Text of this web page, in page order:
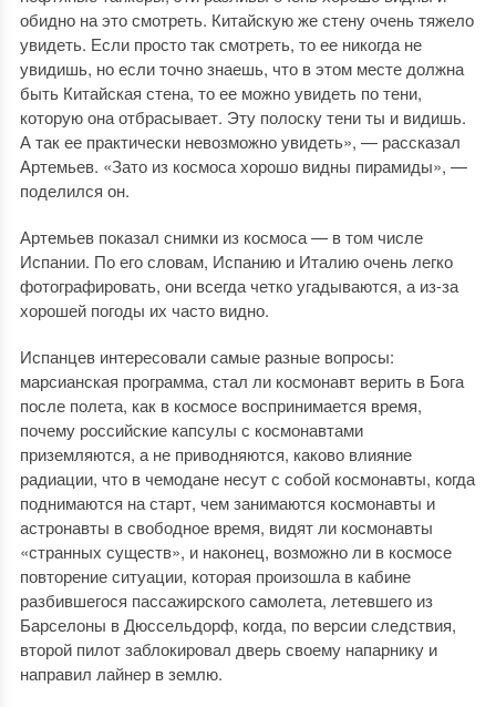
обидно на это смотреть. Китайскую же стену очень тяжело
увидеть. Если просто так смотреть, то ее никогда не
увидишь, но если точно знаешь, что в этом месте должна
быть Китайская стена, то ее можно увидеть по тени,
которую она отбрасывает. Эту полоску тени ты и видишь.
А так ее практически невозможно увидеть», — рассказал
Артемьев. «Зато из космоса хорошо видны пирамиды», —
поделился он.
Артемьев показал снимки из космоса — в том числе
Испании. По его словам, Испанию и Италию очень легко
фотографировать, они всегда четко угадываются, а из-за
хорошей погоды их часто видно.
Испанцев интересовали самые разные вопросы:
марсианская программа, стал ли космонавт верить в Бога
после полета, как в космосе воспринимается время,
почему российские капсулы с космонавтами
приземляются, а не приводняются, каково влияние
радиации, что в чемодане несут с собой космонавты, когда
поднимаются на старт, чем занимаются космонавты и
астронавты в свободное время, видят ли космонавты
«странных существ», и наконец, возможно ли в космосе
повторение ситуации, которая произошла в кабине
разбившегося пассажирского самолета, летевшего из
Барселоны в Дюссельдорф, когда, по версии следствия,
второй пилот заблокировал дверь своему напарнику и
направил лайнер в землю.